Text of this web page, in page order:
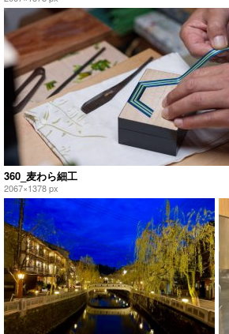
360_麦わら細工
2067×1378 px